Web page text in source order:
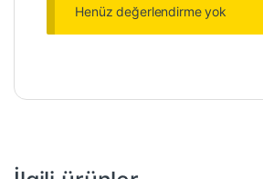
Henüz değerlendirme yok